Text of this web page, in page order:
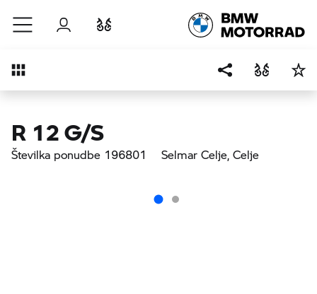
Preskoči na glavno vsebino
Prijava
Pregled
R 12 G/S
Številka ponudbe 196801 Selmar Celje, Celje